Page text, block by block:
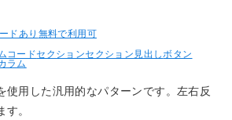
ドあり 無料で利用可
コードセクションセクション見出しボタン
ラム
使用した汎用的なパターンです。左右反
。